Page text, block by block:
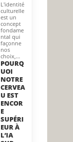
L'identité
culturelle
est un
concept
fondame
ntal qui
façonne
nos
choix,…
POURQ
UOI
NOTRE
CERVEA
U EST
ENCOR
E
SUPÉRI
EUR À
L’IA